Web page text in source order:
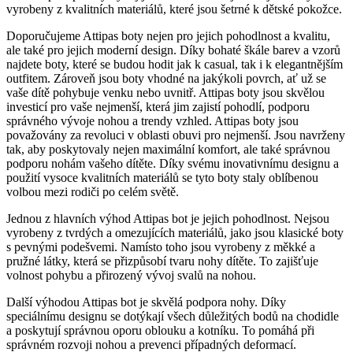
vyrobeny z kvalitních materiálů, které jsou šetrné k dětské pokožce.
Doporučujeme Attipas ‍boty ​nejen pro jejich pohodlnost‌ a kvalitu,
ale také pro jejich moderní design. ⁢Díky bohaté škále barev a vzorů
najdete boty, které se budou hodit jak k​ casual, tak i k elegantnějším
outfitem. Zároveň​ jsou boty⁤ vhodné na jakýkoli povrch, ať ⁤už se
vaše⁤ dítě pohybuje venku nebo uvnitř. Attipas ⁢boty jsou skvělou
investicí pro vaše nejmenší, která​ jim zajistí pohodlí, podporu
správného vývoje nohou a trendy vzhled. Attipas boty jsou
považovány za revoluci v oblasti obuvi ⁣pro nejmenší. Jsou navrženy​
tak, aby poskytovaly nejen maximální komfort, ale také správnou
podporu nohám vašeho dítěte. Díky svému inovativnímu designu a
použití vysoce kvalitních⁤ materiálů se tyto ‍boty staly oblíbenou
volbou mezi rodiči po celém světě.
Jednou z hlavních výhod Attipas bot je jejich pohodlnost.‌ Nejsou
vyrobeny z tvrdých a omezujících materiálů, jako jsou klasické‍ boty
s pevnými podešvemi. Namísto toho jsou vyrobeny z měkké a
pružné látky, která se přizpůsobí tvaru nohy dítěte. To zajišťuje
volnost pohybu a přirozený vývoj ⁤svalů na nohou.
Další výhodou Attipas bot ​je skvělá podpora nohy. Díky⁤
speciálnímu designu se ‌dotýkají všech ​důležitých ‌bodů‌ na chodidle
a poskytují správnou oporu oblouku a kotníku. To pomáhá při
správném ⁤rozvoji nohou a prevenci případných deformací.